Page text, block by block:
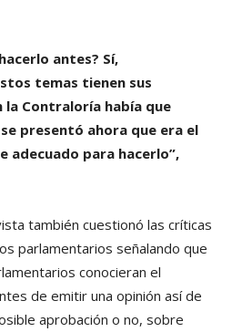
antes? Sí,
temas tienen sus
Contraloría había que
presentó ahora que era el
adecuado para hacerlo”,
también cuestionó las críticas
parlamentarios señalando que
conocieran el
de emitir una opinión así de
aprobación o no, sobre